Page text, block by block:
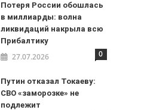
Потеря России обошлась
в миллиарды: волна
ликвидаций накрыла всю
Прибалтику
27.07.2026 0
Путин отказал Токаеву:
СВО «заморозке» не
подлежит